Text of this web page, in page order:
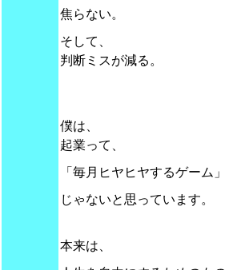
焦らない。
そして、
判断ミスが減る。
僕は、
起業って、
「毎月ヒヤヒヤするゲーム」
じゃないと思っています。
本来は、